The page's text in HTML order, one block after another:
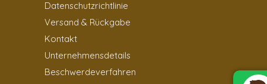
Datenschutzrichtlinie
Versand & Rückgabe
Kontakt
Unternehmensdetails
Beschwerdeverfahren